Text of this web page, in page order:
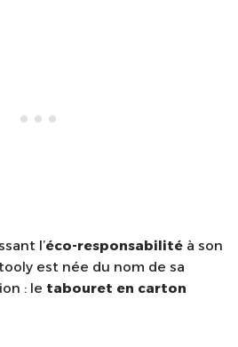
l’éco-responsabilité à son
est née du nom de sa
: le tabouret en carton